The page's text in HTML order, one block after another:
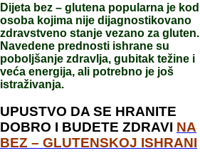
Dijeta bez – glutena popularna je kod
osoba kojima nije dijagnostikovano
zdravstveno stanje vezano za gluten.
Navedene prednosti ishrane su
poboljšanje zdravlja, gubitak težine i
veća energija, ali potrebno je još
istraživanja.
UPUSTVO DA SE HRANITE
DOBRO I BUDETE ZDRAVI NA
BEZ – GLUTENSKOJ ISHRANI